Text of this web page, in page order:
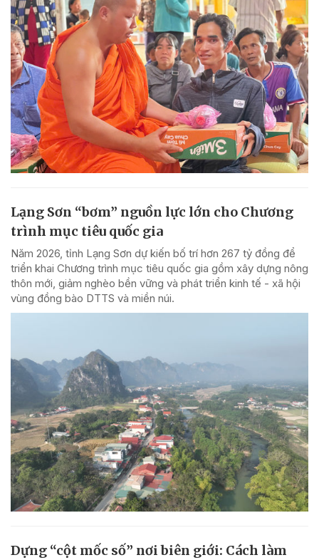
Lạng Sơn “bơm” nguồn lực lớn cho Chương
trình mục tiêu quốc gia
Năm 2026, tỉnh Lạng Sơn dự kiến bố trí hơn 267 tỷ đồng để
triển khai Chương trình mục tiêu quốc gia gồm xây dựng nông
thôn mới, giảm nghèo bền vững và phát triển kinh tế - xã hội
vùng đồng bào DTTS và miền núi.
Dựng “cột mốc số” nơi biên giới: Cách làm